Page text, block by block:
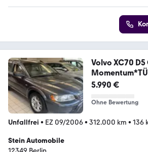
Volvo XC70
5.990 €
Ohne Bewertung
Unfallfrei • EZ 09/2006• 312.000 km • 136
Stein Automobile